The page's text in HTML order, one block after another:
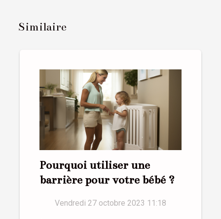
Similaire
Pourquoi utiliser une
barrière pour votre bébé ?
Vendredi 27 octobre 2023 11:18